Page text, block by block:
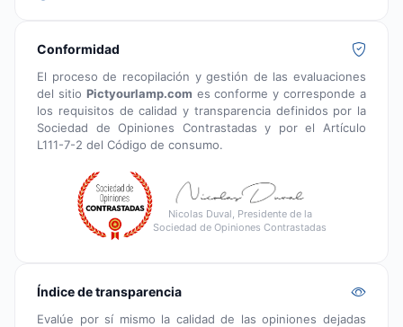
Conformidad
El proceso de recopilación y gestión de las evaluaciones
del sitio Pictyourlamp.com es conforme y corresponde a
los requisitos de calidad y transparencia definidos por la
Sociedad de Opiniones Contrastadas y por el Artículo
L111-7-2 del Código de consumo.
Nicolas Duval, Presidente de la
Sociedad de Opiniones Contrastadas
Índice de transparencia
Evalúe por sí mismo la calidad de las opiniones dejadas